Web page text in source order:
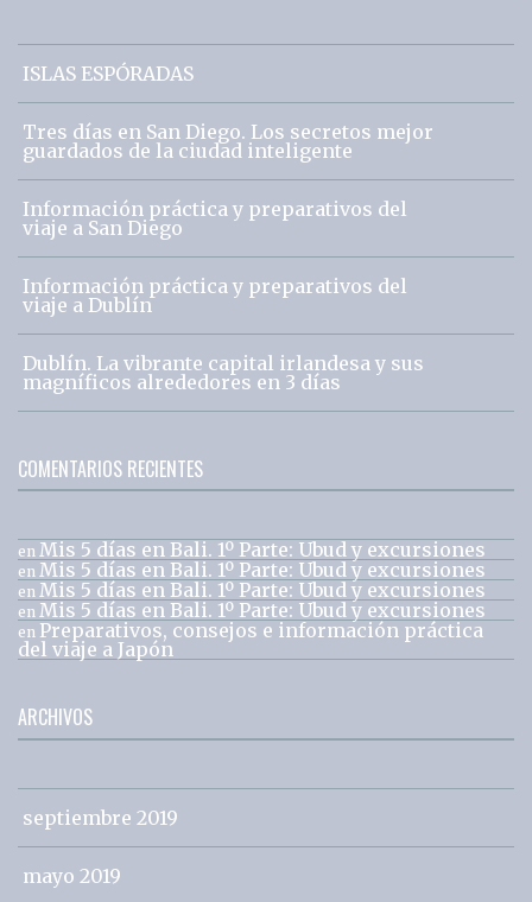
ISLAS ESPÓRADAS
Tres días en San Diego. Los secretos mejor
guardados de la ciudad inteligente
Información práctica y preparativos del
viaje a San Diego
Información práctica y preparativos del
viaje a Dublín
Dublín. La vibrante capital irlandesa y sus
magníficos alrededores en 3 días
COMENTARIOS RECIENTES
en Mis 5 días en Bali. 1º Parte: Ubud y excursiones
en Mis 5 días en Bali. 1º Parte: Ubud y excursiones
en Mis 5 días en Bali. 1º Parte: Ubud y excursiones
en Mis 5 días en Bali. 1º Parte: Ubud y excursiones
en Preparativos, consejos e información práctica
del viaje a Japón
ARCHIVOS
septiembre 2019
mayo 2019